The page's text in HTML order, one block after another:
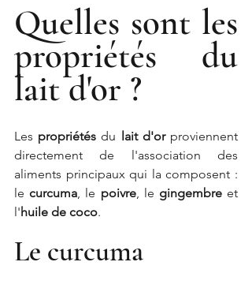
Quelles sont les
propriétés du
lait d'or ?
Les propriétés du lait d'or proviennent
directement de l'association des
aliments principaux qui la composent :
le curcuma, le poivre, le gingembre et
l'huile de coco.
Le curcuma